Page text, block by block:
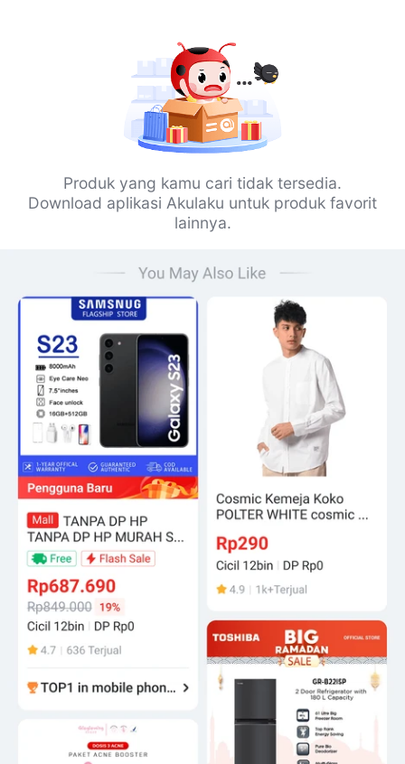
Produk yang kamu cari tidak tersedia.
Download aplikasi Akulaku untuk produk favorit
lainnya.